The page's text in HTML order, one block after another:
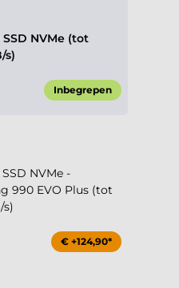
NVMe (tot
s)
Inbegrepen
NVMe -
990 EVO Plus (tot
s)
€ +124,90*